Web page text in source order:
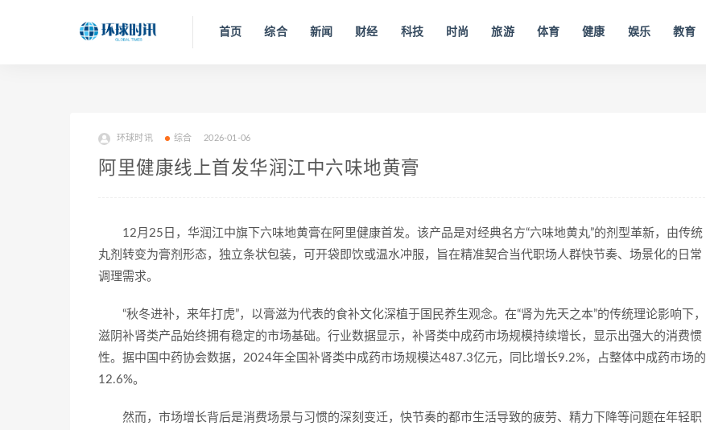
首页 综合 新闻 财经 科技 时尚 旅游 体育 健康 娱乐 教育
环球时讯 综合 2026-01-06
阿里健康线上首发华润江中六味地黄膏
12月25日，华润江中旗下六味地黄膏在阿里健康首发。该产品是对经典名方“六味地黄丸”的剂型革新，由传统
丸剂转变为膏剂形态，独立条状包装，可开袋即饮或温水冲服，旨在精准契合当代职场人群快节奏、场景化的日常
调理需求。
“秋冬进补，来年打虎”，以膏滋为代表的食补文化深植于国民养生观念。在“肾为先天之本”的传统理论影响下，
滋阴补肾类产品始终拥有稳定的市场基础。行业数据显示，补肾类中成药市场规模持续增长，显示出强大的消费惯
性。据中国中药协会数据，2024年全国补肾类中成药市场规模达487.3亿元，同比增长9.2%，占整体中成药市场的
12.6%。
然而，市场增长背后是消费场景与习惯的深刻变迁，快节奏的都市生活导致的疲劳、精力下降等问题在年轻职